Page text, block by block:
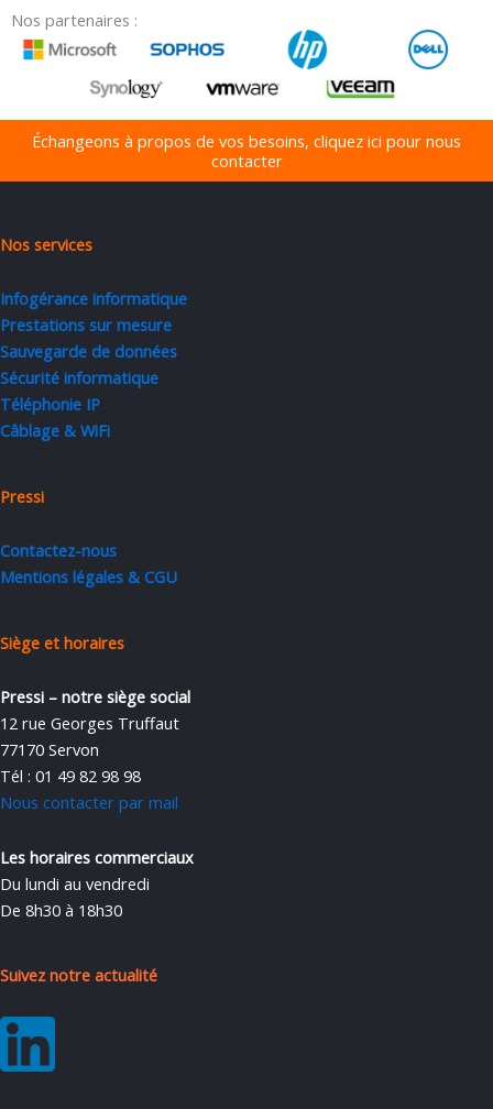
Nos partenaires :
Échangeons à propos de vos besoins, cliquez ici pour nous
contacter
Nos services
Infogérance informatique
Prestations sur mesure
Sauvegarde de données
Sécurité informatique
Téléphonie IP
Câblage & WiFi
Pressi
Contactez-nous
Mentions légales & CGU
Siège et horaires
Pressi – notre siège social
12 rue Georges Truffaut
77170 Servon
Tél : 01 49 82 98 98
Nous contacter par mail
Les horaires commerciaux
Du lundi au vendredi
De 8h30 à 18h30
Suivez notre actualité